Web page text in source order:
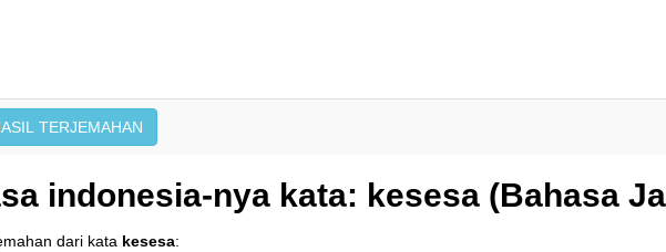
indonesia-nya kata: kesesa (Bahasa
dari kata kesesa: